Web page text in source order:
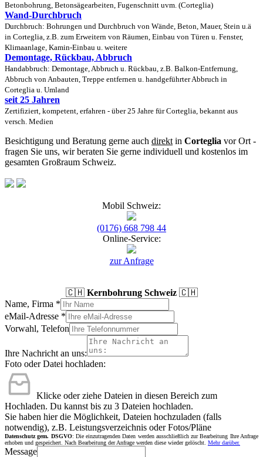
Betonbohrung, Betonsägearbeiten, Fugenschnitt uvm. (Corteglia)
Wand-Durchbruch
Durchbruch: Bohrungen und Durchbruch von Wände, Beton, Mauer, Stein u.ä
in Corteglia, z.B. zum Erweitern von Räumen, Einbau von Türen u. Fenster,
Klimaanlage, Kamin-Einbau u. weitere
Demontage, Rückbau, Abbruch
Handabbruch: Demontage, Abbruch u. Rückbau, z.B. Balkon-Entfernung,
Abbruch von Anbauten, Treppe entfernen u. handgeführter Abbruch in
Corteglia u. Umland
seit 25 Jahren
Zertifiziert, kompetent, erfahren - über 25 Jahre für Corteglia, bekannt aus
versch. Medien
Besichtigung und Beratung gerne auch direkt in Corteglia vor Ort -
fragen Sie uns, wir beraten Sie gerne individuell und kostenlos im
gesamten Großraum Schweiz.
Mobil Schweiz:
(0176) 668 798 44
Online-Service:
zur Anfrage
🇨🇭 Kernbohrung Schweiz🇨🇭
Name, Firma *
eMail-Adresse *
Vorwahl, Telefon
Ihre Nachricht an uns:
Foto oder Datei hochladen:
Klicke oder ziehe Dateien in diesen Bereich zum
Hochladen. Du kannst bis zu 3 Dateien hochladen.
Sie haben hier die Möglichkeit, Dateien hochzuladen (falls
notwendig), z.B. Leistungsverzeichnis oder Fotos/Pläne
Datenschutz gem. DSGVO: Die einzutragenden Daten werden ausschließlich zur Bearbeitung Ihre Anfrage
erhoben und gespeichert. Nach Bearbeitung der Anfrage werden diese wieder gelöscht. Mehr darüber.
Message